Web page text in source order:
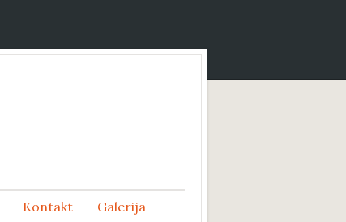
Kontakt Galerija